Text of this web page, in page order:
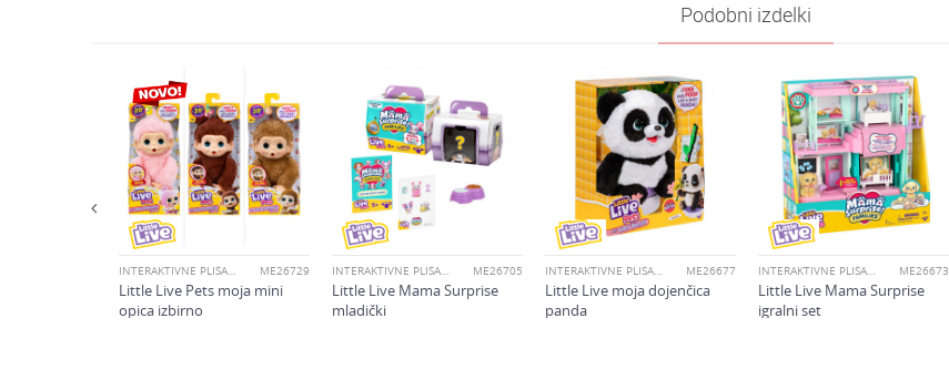
Univerzalno
Varnostno vprašanje: Koliko je 6 - 1 :
Podobni izdelki
INTERAKTIVNE PLIŠASTE IGRAČE ME26729
Little Live Pets moja mini
opica izbirno
INTERAKTIVNE PLIŠASTE IGRAČE ME26705
Little Live Mama Surprise
mladički
INTERAKTIVNE PLIŠASTE IGRAČE ME26677
Little Live moja dojenčica
panda
INTERAKTIVNE PLIŠASTE IGRAČE ME26673
Little Live Mama Surprise
igralni set